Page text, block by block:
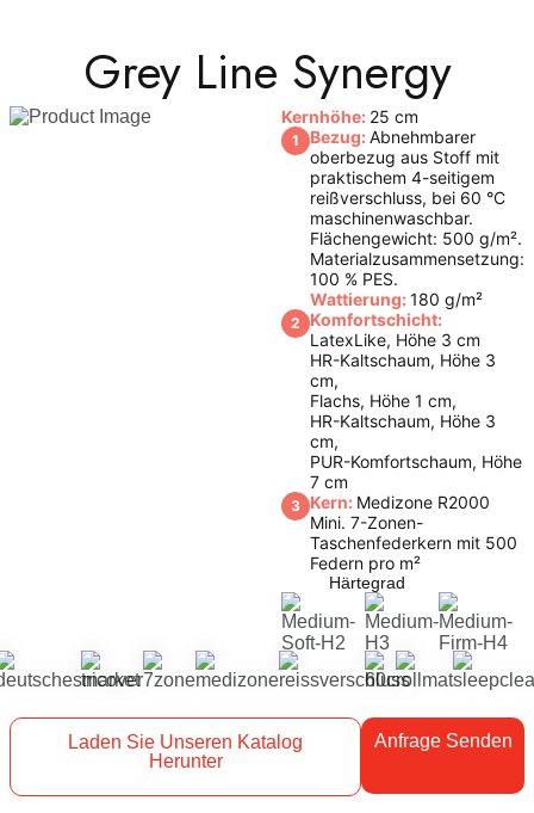
Grey Line Synergy
Kernhöhe: 25 cm
1 Bezug:Abnehmbarer
oberbezug aus Stoff mit
praktischem 4-seitigem
reißverschluss, bei 60 °C
maschinenwaschbar.
Flächengewicht: 500 g/m².
Materialzusammensetzung:
100 % PES.
Wattierung:180 g/m²
2
Komfortschicht:
LatexLike, Höhe 3 cm
HR-Kaltschaum, Höhe 3
cm,
Flachs, Höhe 1 cm,
HR-Kaltschaum, Höhe 3
cm,
PUR-Komfortschaum, Höhe
7 cm
3 Kern: Medizone R2000
Mini. 7-Zonen-
Taschenfederkern mit 500
Federn pro m²
Härtegrad
Laden Sie Unseren Katalog
Herunter
Anfrage Senden